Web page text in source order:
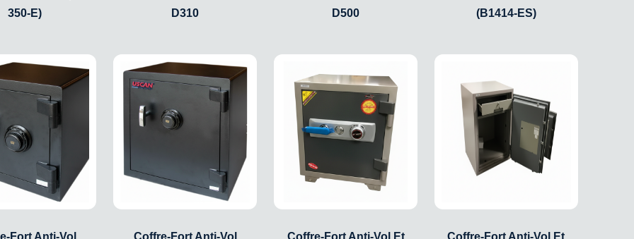
350-E)
D310
D500
(B1414-ES)
Fort Anti-Vol
Coffre-Fort Anti-Vol
Coffre-Fort Anti-Vol Et
Coffre-Fort Anti-Vol Et